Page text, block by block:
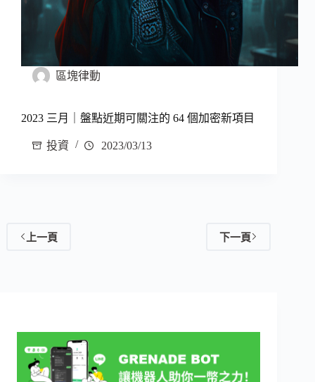
區塊律動
2023 三月｜盤點近期可關注的 64 個加密新項目
投資 2023/03/13
上一頁 下一頁